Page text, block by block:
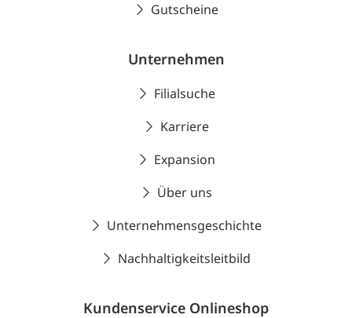
Gutscheine
Unternehmen
Filialsuche
Karriere
Expansion
Über uns
Unternehmensgeschichte
Nachhaltigkeitsleitbild
Kundenservice Onlineshop